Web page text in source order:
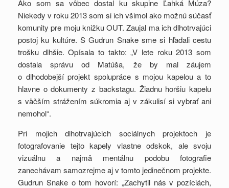
Ako som sa vôbec dostal ku skupine Ľahká Múza?
Niekedy v roku 2013 som si ich všimol ako možnú súčasť
komunity pre moju knižku OUT. Zaujal ma ich dlhotrvajúci
postoj ku kultúre. S Gudrun Snake sme si hľadali cestu
trošku dlhšie. Opísala to takto: „V lete roku 2013 som
dostala správu od Matúša, že by mal záujem
o dlhodobejší projekt spolupráce s mojou kapelou a to
hlavne o dokumenty z backstagu. Žiadnu horšiu kapelu
s väčším strážením súkromia aj v zákulisí si vybrať ani
nemohol“.
Pri mojich dlhotrvajúcich sociálnych projektoch je
fotografovanie tejto kapely vlastne odskok, ale svoju
vizuálnu a najmä mentálnu podobu fotografie
zanechávam samozrejme aj v tomto jedinečnom projekte.
Gudrun Snake o tom hovorí: „Zachytil nás v pozíciách,